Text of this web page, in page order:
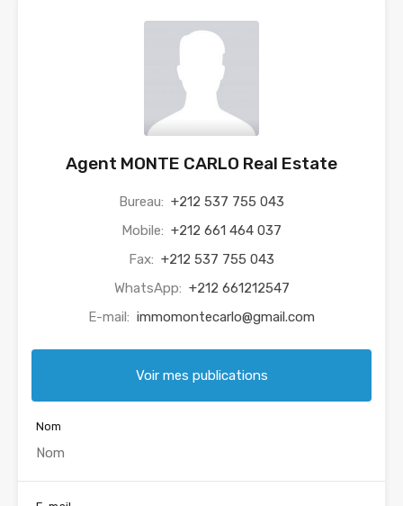
Agent MONTE CARLO Real Estate
Bureau: +212 537 755 043
Mobile: +212 661 464 037
Fax: +212 537 755 043
WhatsApp: +212 661212547
E-mail: immomontecarlo@gmail.com
Voir mes publications
Nom